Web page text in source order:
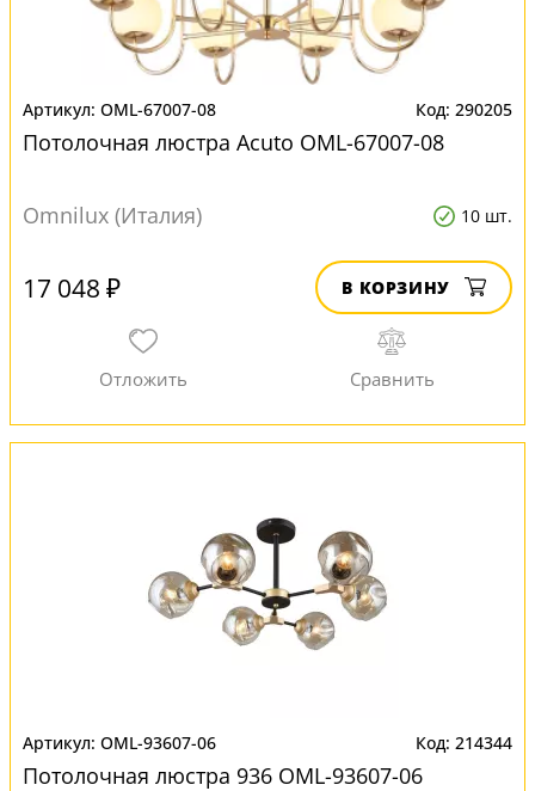
OML-67007-08 290205
Потолочная люстра Acuto OML-67007-08
Omnilux (Италия) 10 шт.
17 048 ₽ В КОРЗИНУ
OML-93607-06 214344
Потолочная люстра 936 OML-93607-06